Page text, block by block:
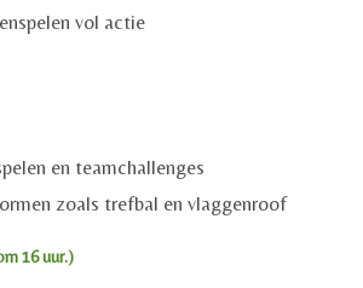
vol actie
en teamchallenges
zoals trefbal en vlaggenroof
16 uur.)